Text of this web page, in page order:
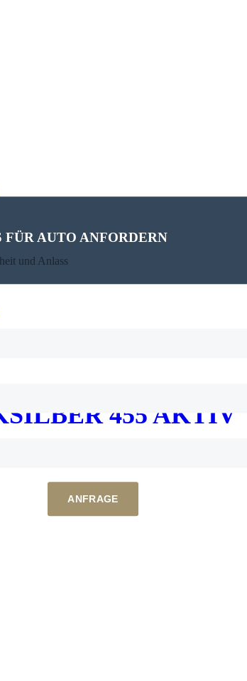
455 AKTIV
FÜR AUTO ANFORDERN
und Anlass
ANFRAGE